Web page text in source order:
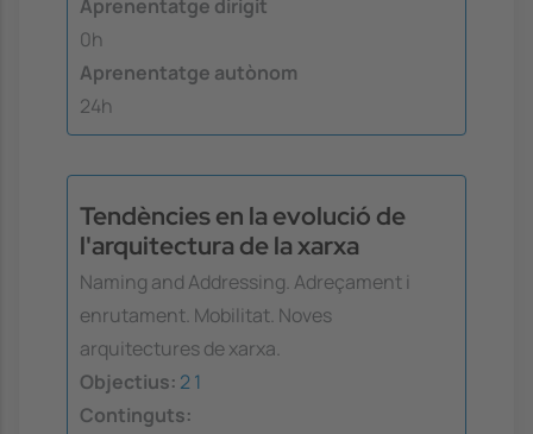
Aprenentatge dirigit
0h
Aprenentatge autònom
24h
Tendències en la evolució de
l'arquitectura de la xarxa
Naming and Addressing. Adreçament i
enrutament. Mobilitat. Noves
arquitectures de xarxa.
Objectius: 21
Continguts: